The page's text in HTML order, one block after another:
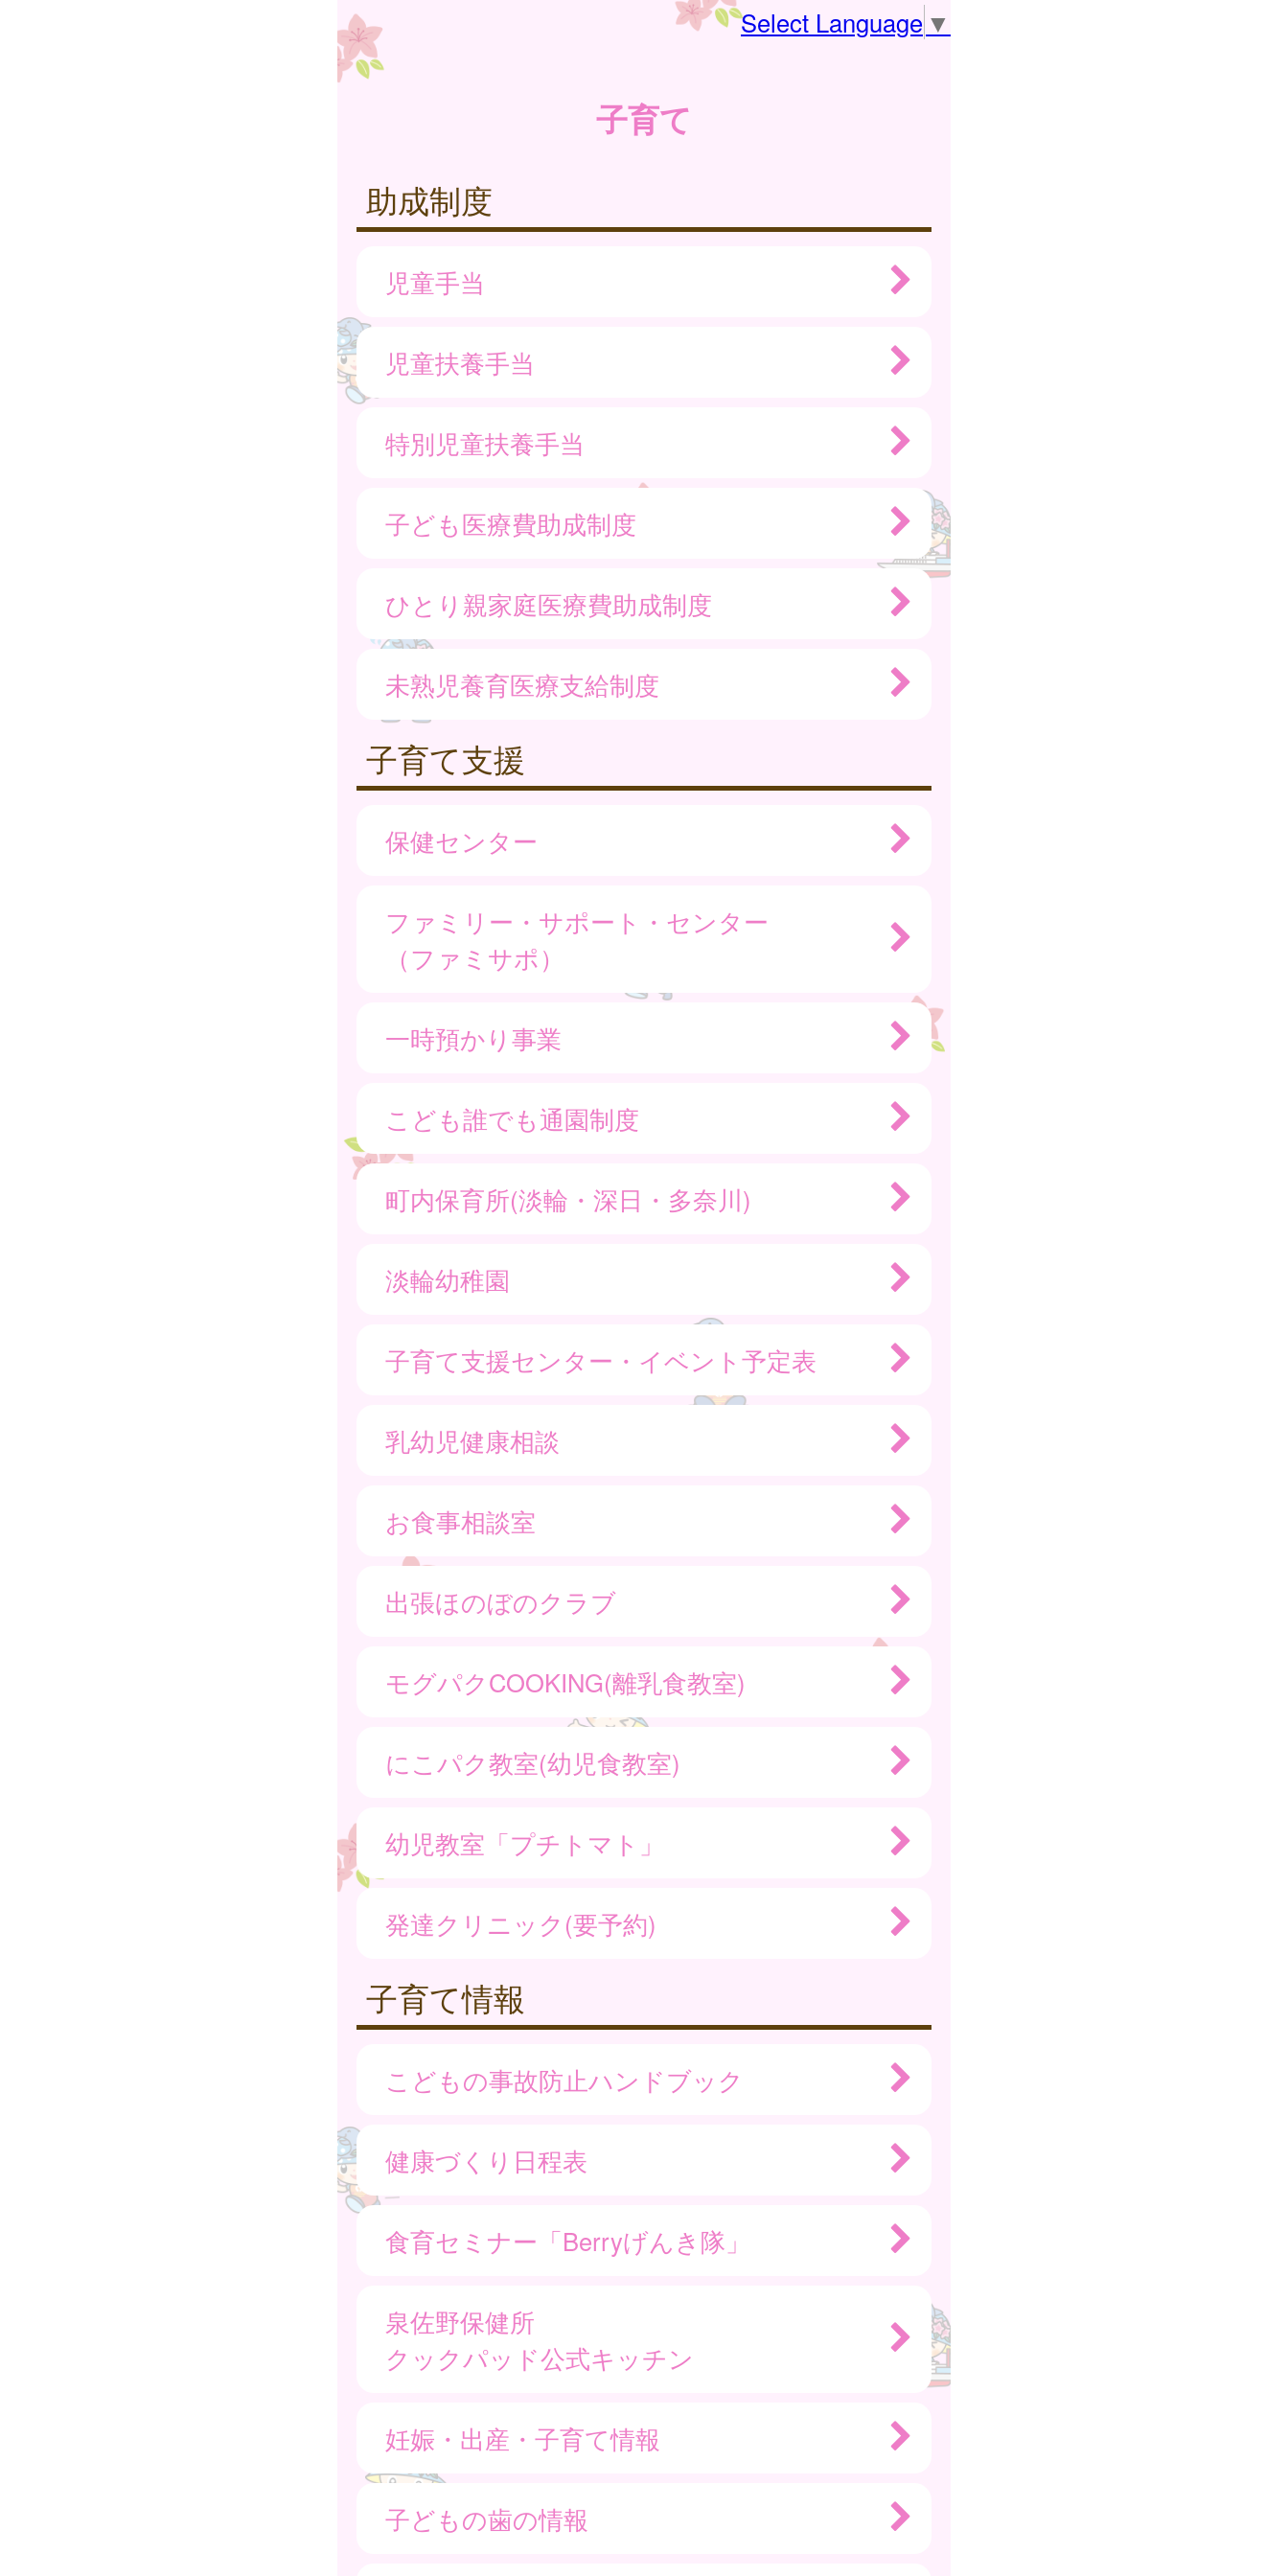
Select Language ▼
子育て
助成制度
児童手当
児童扶養手当
特別児童扶養手当
子ども医療費助成制度
ひとり親家庭医療費助成制度
未熟児養育医療支給制度
子育て支援
保健センター
ファミリー・サポート・センター
（ファミサポ）
一時預かり事業
こども誰でも通園制度
町内保育所(淡輪・深日・多奈川)
淡輪幼稚園
子育て支援センター・イベント予定表
乳幼児健康相談
お食事相談室
出張ほのぼのクラブ
モグパクCOOKING(離乳食教室)
にこパク教室(幼児食教室)
幼児教室「プチトマト」
発達クリニック(要予約)
子育て情報
こどもの事故防止ハンドブック
健康づくり日程表
食育セミナー「Berryげんき隊」
泉佐野保健所
クックパッド公式キッチン
妊娠・出産・子育て情報
子どもの歯の情報